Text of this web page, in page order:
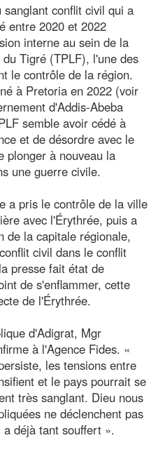
conflit civil qui a
entre 2020 et 2022
interne au sein de la
Tigré (TPLF), l'une des
le contrôle de la région.
à Pretoria en 2022 (voir
d'Addis-Abeba
semble avoir cédé à
et de désordre avec le
plonger à nouveau la
une guerre civile.
a pris le contrôle de la ville
avec l'Érythrée, puis a
de la capitale régionale,
civil dans le conflit
presse fait état de
de s'enflammer, cette
de l'Érythrée.
d'Adigrat, Mgr
à l'Agence Fides. «
les tensions entre
et le pays pourrait se
très sanglant. Dieu nous
ne déclenchent pas
déjà tant souffert ».